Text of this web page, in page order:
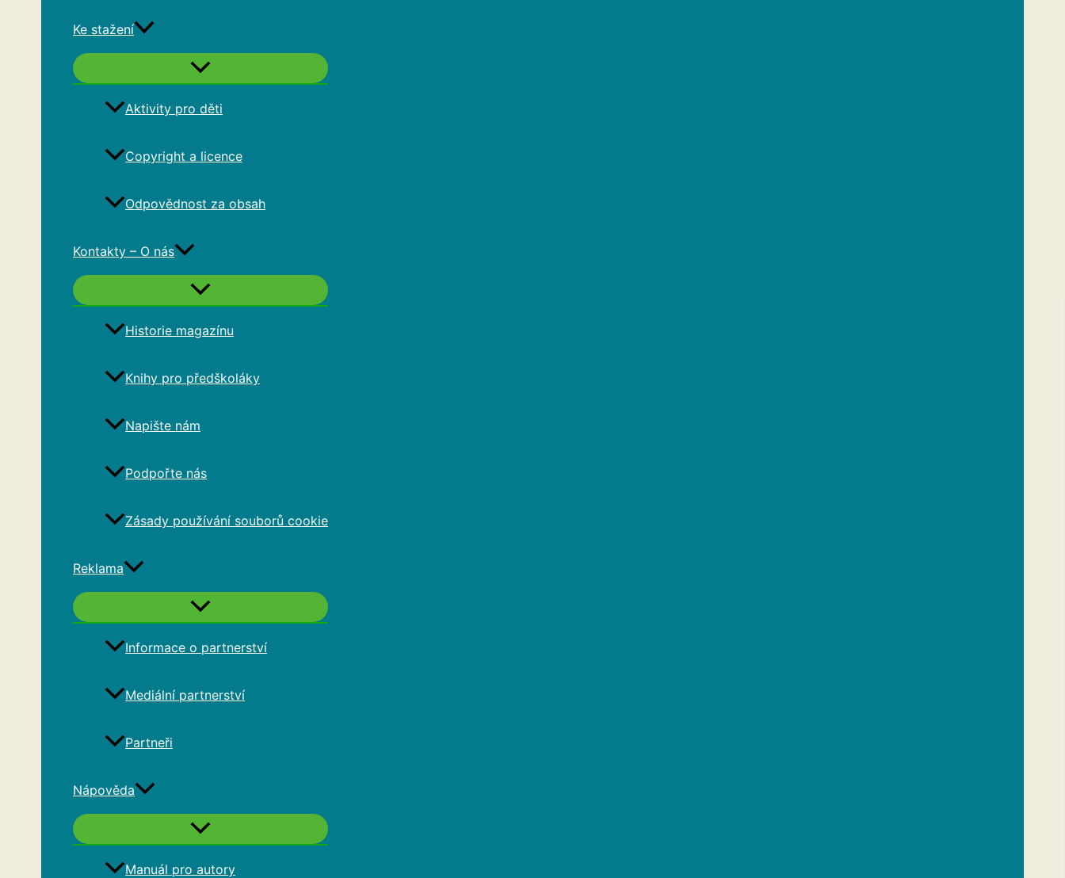
Ke stažení
Aktivity pro děti
Copyright a licence
Odpovědnost za obsah
Kontakty – O nás
Historie magazínu
Knihy pro předškoláky
Napište nám
Podpořte nás
Zásady používání souborů cookie
Reklama
Informace o partnerství
Mediální partnerství
Partneři
Nápověda
Manuál pro autory